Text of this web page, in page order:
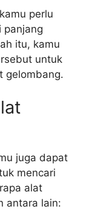
perlu
panjang
itu, kamu
untuk
gelombang.
juga dapat
mencari
alat
antara lain: